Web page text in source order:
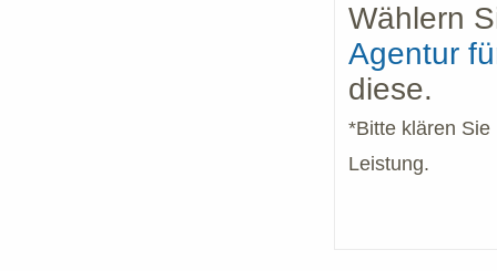
Wählern
Agentur
diese.
*Bitte klären Sie
Leistung.